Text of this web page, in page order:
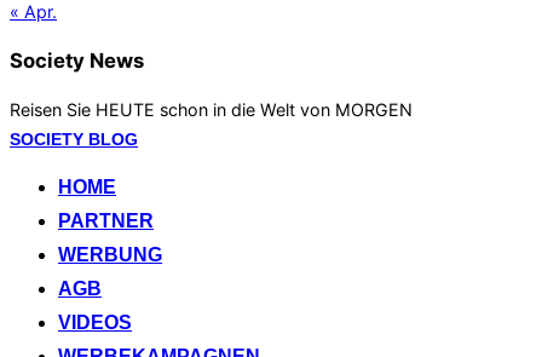
« Apr.
Society News
Reisen Sie HEUTE schon in die Welt von MORGEN
Zum
springen
SOCIETY BLOG
HOME
PARTNER
WERBUNG
AGB
VIDEOS